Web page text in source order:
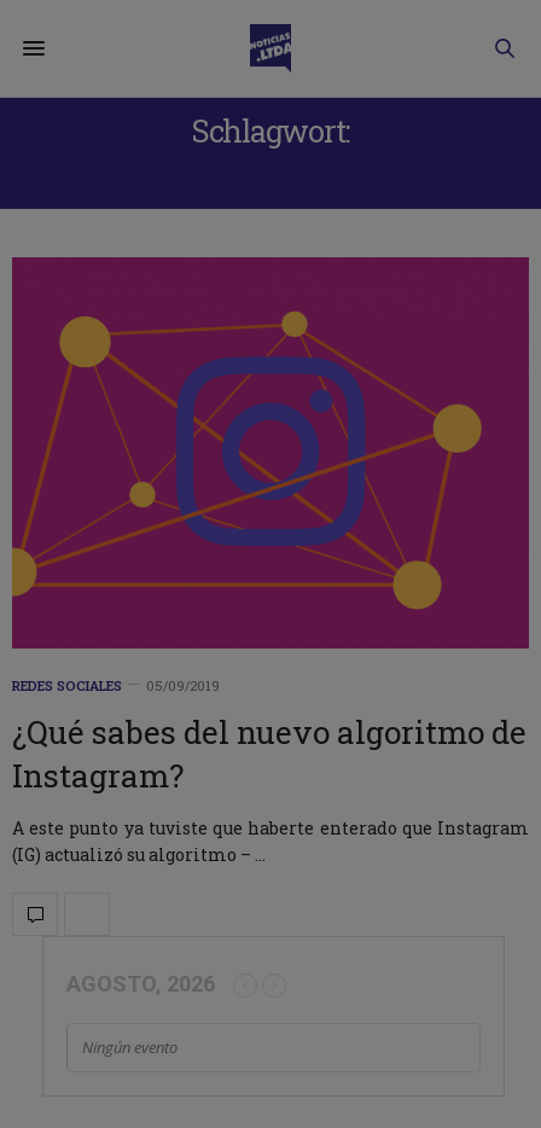
Schlagwort:
REDES SOCIALES 05/09/2019
¿Qué sabes del nuevo algoritmo de
Instagram?
A este punto ya tuviste que haberte enterado que Instagram
(IG) actualizó su algoritmo – …
AGOSTO, 2026
Ningún evento